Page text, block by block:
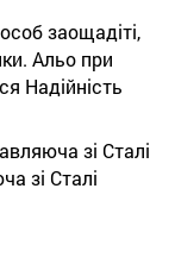
заощадіті,
Альо при
Надійність
зі Сталі
зі Сталі